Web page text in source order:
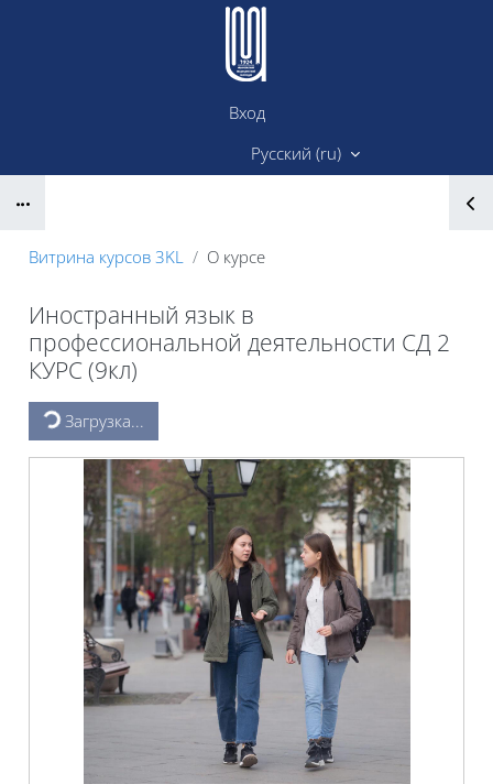
Перейти к основному содержанию
Вход
Русский ‎(ru)‎
Витрина курсов 3KL О курсе
Иностранный язык в
профессиональной деятельности СД 2
КУРС (9кл)
БлокиЗагрузка...